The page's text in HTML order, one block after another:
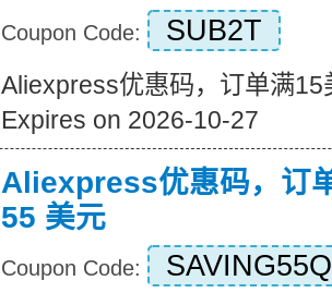
Coupon Code: SUB2T
Aliexpress优惠码，订单满15
Expires on 2026-10-27
Aliexpress优惠码，订
55 美元
Coupon Code: SAVING55Q